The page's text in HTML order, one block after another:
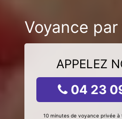
Voyance
APPELEZ
04 23
10 minutes de voyance privée à